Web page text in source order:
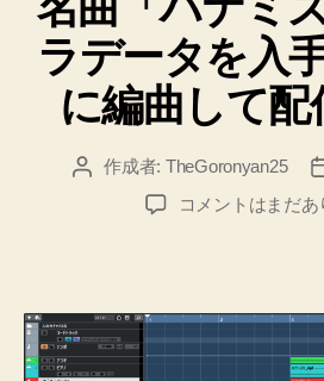
リ
ー
ラデータを入
に編曲して配
投 作成者: TheGoronyan25
名
ミ
キ」
コメントはまだあ